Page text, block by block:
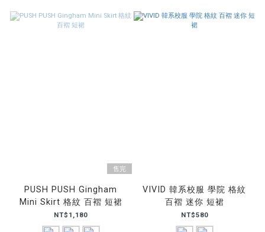
售完
PUSH PUSH Gingham
Mini Skirt 格紋 百褶 短裙
NT$1,180
VIVID 韓系校服 學院 格紋
百褶 迷你 短裙
NT$580